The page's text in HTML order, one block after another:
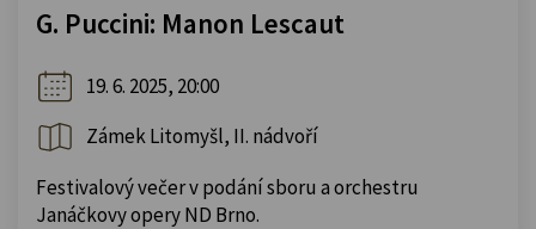
G. Puccini: Manon Lescaut
19. 6. 2025, 20:00
Zámek Litomyšl, II. nádvoří
Festivalový večer v podání sboru a orchestru
Janáčkovy opery ND Brno.